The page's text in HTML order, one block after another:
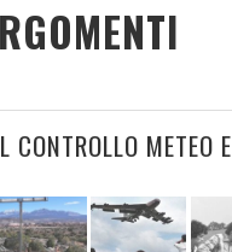
CONTROLLO METEO E